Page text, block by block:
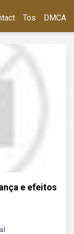
Tos DMCA
e efeitos